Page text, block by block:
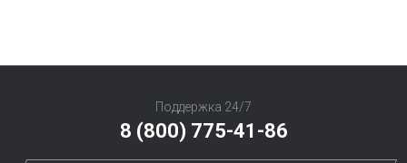
Поддержка 24/7
8 (800) 775-41-86